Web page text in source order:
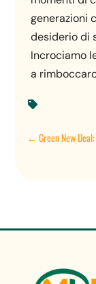
generazioni
desiderio di
Incrociamo
a

←Green New